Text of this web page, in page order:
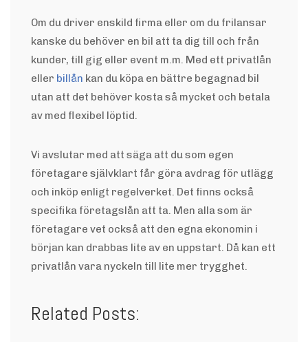
Om du driver enskild firma eller om du frilansar
kanske du behöver en bil att ta dig till och från
kunder, till gig eller event m.m. Med ett privatlån
eller billån kan du köpa en bättre begagnad bil
utan att det behöver kosta så mycket och betala
av med flexibel löptid.
Vi avslutar med att säga att du som egen
företagare självklart får göra avdrag för utlägg
och inköp enligt regelverket. Det finns också
specifika företagslån att ta. Men alla som är
företagare vet också att den egna ekonomin i
början kan drabbas lite av en uppstart. Då kan ett
privatlån vara nyckeln till lite mer trygghet.
Related Posts: